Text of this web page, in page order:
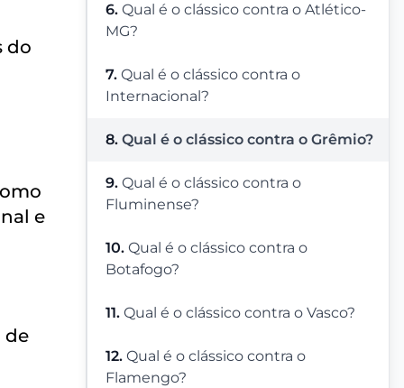
6. Qual é o clássico contra o Atlético-
MG?
7. Qual é o clássico contra o
Internacional?
8. Qual é o clássico contra o Grêmio?
9. Qual é o clássico contra o
Fluminense?
10. Qual é o clássico contra o
Botafogo?
11. Qual é o clássico contra o Vasco?
12. Qual é o clássico contra o
Flamengo?
do
e
de